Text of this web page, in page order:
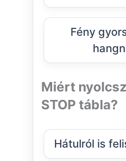
Fény
Miért
STOP tábla?
Hátulról is